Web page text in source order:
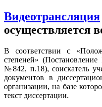
Видеотрансляция
осуществляется
В соответствии с
степеней»
№842, п.18), соискатель
документов в
организации, на базе
текст диссертации.